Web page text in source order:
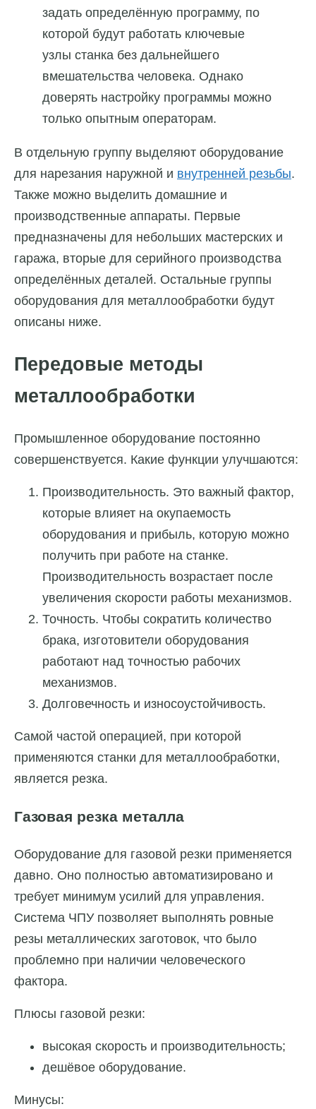
задать определённую программу, по
которой будут работать ключевые
узлы станка без дальнейшего
вмешательства человека. Однако
доверять настройку программы можно
только опытным операторам.
В отдельную группу выделяют оборудование
для нарезания наружной и внутренней резьбы.
Также можно выделить домашние и
производственные аппараты. Первые
предназначены для небольших мастерских и
гаража, вторые для серийного производства
определённых деталей. Остальные группы
оборудования для металлообработки будут
описаны ниже.
Передовые методы
металлообработки
Промышленное оборудование постоянно
совершенствуется. Какие функции улучшаются:
Производительность. Это важный фактор,
которые влияет на окупаемость
оборудования и прибыль, которую можно
получить при работе на станке.
Производительность возрастает после
увеличения скорости работы механизмов.
Точность. Чтобы сократить количество
брака, изготовители оборудования
работают над точностью рабочих
механизмов.
Долговечность и износоустойчивость.
Самой частой операцией, при которой
применяются станки для металлообработки,
является резка.
Газовая резка металла
Оборудование для газовой резки применяется
давно. Оно полностью автоматизировано и
требует минимум усилий для управления.
Система ЧПУ позволяет выполнять ровные
резы металлических заготовок, что было
проблемно при наличии человеческого
фактора.
Плюсы газовой резки:
высокая скорость и производительность;
дешёвое оборудование.
Минусы: